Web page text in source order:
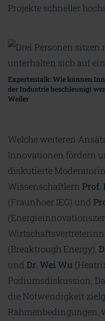
Projekte schneller
Expertentalk: Wie können
der Industrie beschleunigt
Weiler
Welche weiteren
Innovationen fördern
diskutierte Moderatorin
Wissenschaftlern Prof.
(Fraunhoer IEG) und
(Breaktrough Energy),
und Dr. Wei Wu
Podiumsdiskussion.
die Notwendigkeit
Rahmenbedingungen,